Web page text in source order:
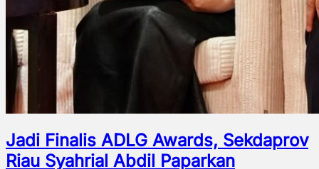
Jadi Finalis ADLG Awards, Sekdaprov
Riau Syahrial Abdil Paparkan